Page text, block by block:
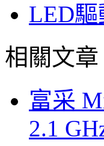
LED驅
相關文章
富采
2.1